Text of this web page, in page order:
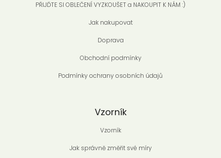
PŘIJĎTE SI OBLEČENÍ VYZKOUŠET a NAKOUPIT K NÁM :)
Jak nakupovat
Doprava
Obchodní podmínky
Podmínky ochrany osobních údajů
Vzorník
Vzorník
Jak správně změřit své míry